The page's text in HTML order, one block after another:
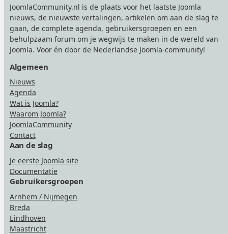
JoomlaCommunity.nl is de plaats voor het laatste Joomla
nieuws, de nieuwste vertalingen, artikelen om aan de slag te
gaan, de complete agenda, gebruikersgroepen en een
behulpzaam forum om je wegwijs te maken in de wereld van
Joomla. Voor én door de Nederlandse Joomla-community!
Algemeen
Nieuws
Agenda
Wat is Joomla?
Waarom Joomla?
JoomlaCommunity
Contact
Aan de slag
Je eerste Joomla site
Documentatie
Gebruikersgroepen
Arnhem / Nijmegen
Breda
Eindhoven
Maastricht